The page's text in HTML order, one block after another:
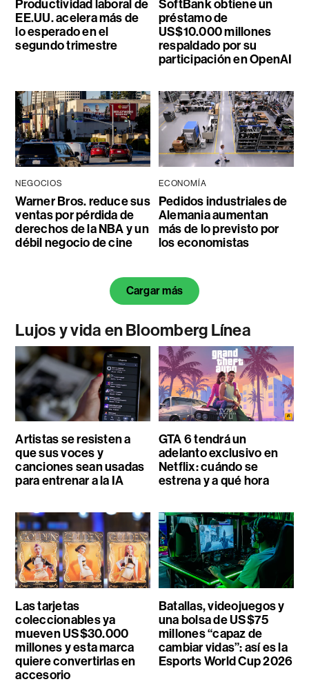
Productividad laboral de
EE.UU. acelera más de
lo esperado en el
segundo trimestre
SoftBank obtiene un
préstamo de
US$10.000 millones
respaldado por su
participación en OpenAI
NEGOCIOS
Warner Bros. reduce sus
ventas por pérdida de
derechos de la NBA y un
débil negocio de cine
ECONOMÍA
Pedidos industriales de
Alemania aumentan
más de lo previsto por
los economistas
Cargar más
Lujos y vida en Bloomberg Línea
Artistas se resisten a
que sus voces y
canciones sean usadas
para entrenar a la IA
GTA 6 tendrá un
adelanto exclusivo en
Netflix: cuándo se
estrena y a qué hora
Las tarjetas
coleccionables ya
mueven US$30.000
millones y esta marca
quiere convertirlas en
accesorio
Batallas, videojuegos y
una bolsa de US$75
millones “capaz de
cambiar vidas”: así es la
Esports World Cup 2026